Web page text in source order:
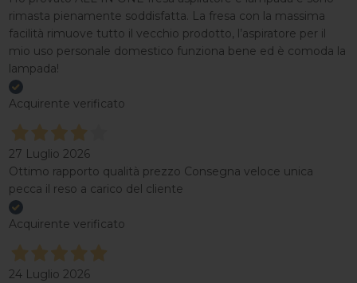
rimasta pienamente soddisfatta. La fresa con la massima
facilità rimuove tutto il vecchio prodotto, l’aspiratore per il
mio uso personale domestico funziona bene ed è comoda la
lampada!
Acquirente verificato
27 Luglio 2026
Ottimo rapporto qualità prezzo Consegna veloce unica
pecca il reso a carico del cliente
Acquirente verificato
24 Luglio 2026